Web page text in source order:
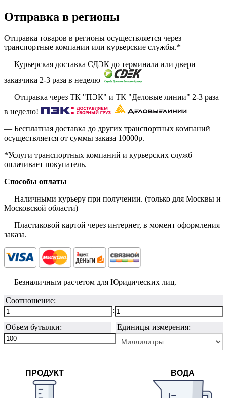
Отправка в регионы
Отправка товаров в регионы осуществляется через
транспортные компании или курьерские службы.*
— Курьерская доставка СДЭК до терминала или двери
заказчика 2-3 раза в неделю
— Отправка через ТК "ПЭК" и ТК "Деловые линии" 2-3 раза
в неделю!
— Бесплатная доставка до других транспортных компаний
осуществляется от суммы заказа 10000р.
*Услуги транспортных компаний и курьерских служб
оплачивает покупатель.
Способы оплаты
— Наличными курьеру при получении. (только для Москвы и
Московской области)
— Пластиковой картой через интернет, в момент оформления
заказа.
— Безналичным расчетом для Юридических лиц.
Соотношение:
:
Объем бутылки:
Единицы измерения:
ПРОДУКТ ВОДА